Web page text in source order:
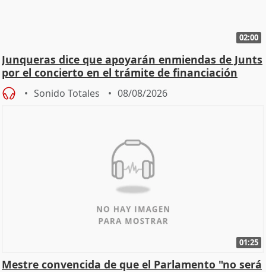
02:00
Junqueras dice que apoyarán enmiendas de Junts
por el concierto en el trámite de financiación
Sonido Totales 08/08/2026
01:25
Mestre convencida de que el Parlamento "no será